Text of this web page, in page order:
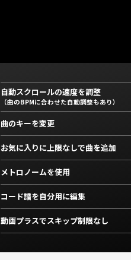
自動スクロールの速度を調整
（曲のBPMに合わせた自動調整もあり）
曲のキーを変更
お気に入りに上限なしで曲を追加
メトロノームを使用
コード譜を自分用に編集
動画プラスでスキップ制限なし